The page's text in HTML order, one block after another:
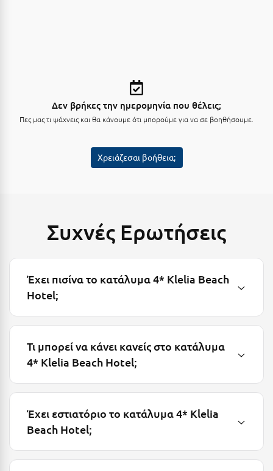
Μ
Μαραθώνας Αττικής
Μεσολόγγι
Μεσσηνία
Μετέωρα
Μονεμβασιά
Μπάνσκο
Δεν βρήκες την ημερομηνία που θέλεις;
Πες μας τι ψάχνεις και θα κάνουμε ότι μπορούμε για να σε βοηθήσουμε.
Χρειάζεσαι βοήθεια;
Συχνές Ερωτήσεις
Έχει πισίνα το κατάλυμα 4* Klelia Beach
Hotel;
Τι μπορεί να κάνει κανείς στο κατάλυμα
4* Klelia Beach Hotel;
Έχει εστιατόριο το κατάλυμα 4* Klelia
Beach Hotel;